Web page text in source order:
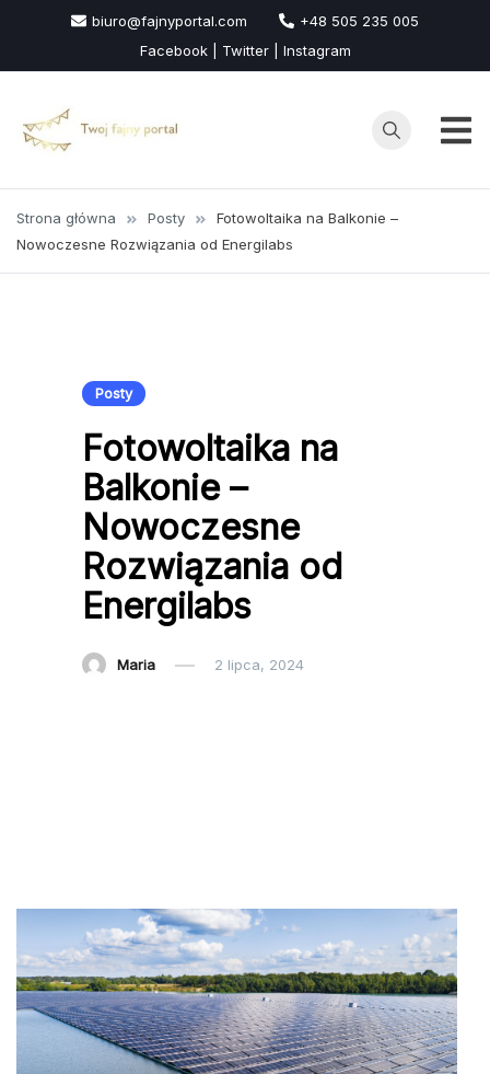
treści
biuro@fajnyportal.com
+48 505 235 005
Facebook | Twitter | Instagram
Strona główna Posty
Fotowoltaika na Balkonie –
Nowoczesne Rozwiązania od Energilabs
Posty
Fotowoltaika na
Balkonie –
Nowoczesne
Rozwiązania od
Energilabs
Maria 2 lipca, 2024